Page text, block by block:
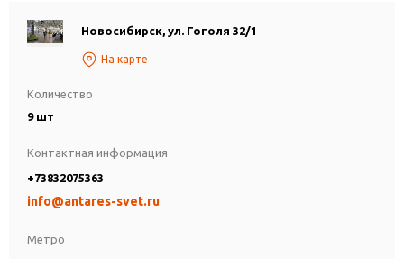
Новосибирск, ул. Гоголя 32/1
На карте
Количество
9 шт
Метро
Контактная информация
+73832075363
info@antares-svet.ru